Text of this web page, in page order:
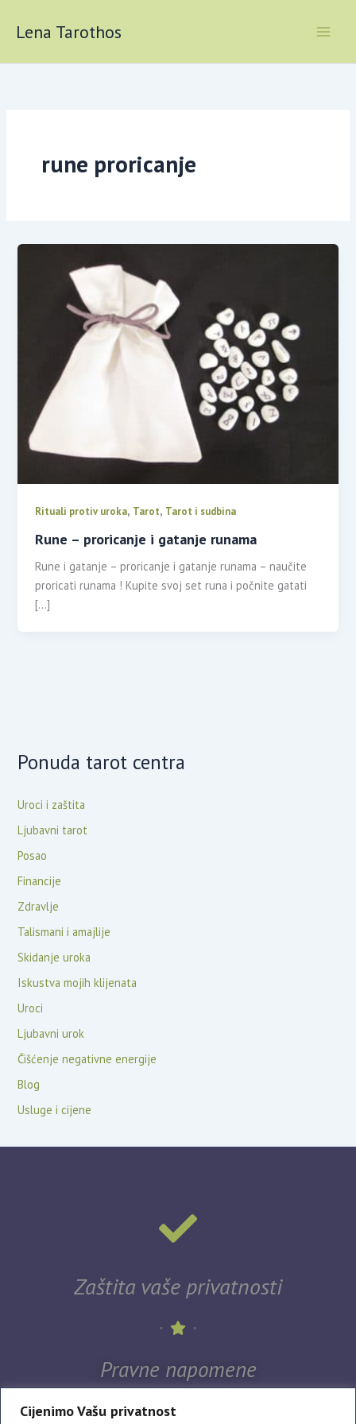
Cijenimo Vašu privatnost
Lena Tarothos
rune proricanje
Rituali protiv uroka, Tarot, Tarot i sudbina
Rune – proricanje i gatanje runama
Rune i gatanje – proricanje i gatanje runama – naučite
proricati runama ! Kupite svoj set runa i počnite gatati
[…]
Ponuda tarot centra
Uroci i zaštita
Ljubavni tarot
Posao
Financije
Zdravlje
Talismani i amajlije
Skidanje uroka
Iskustva mojih klijenata
Uroci
Ljubavni urok
Čišćenje negativne energije
Blog
Usluge i cijene
Zaštita vaše privatnosti
Pravne napomene